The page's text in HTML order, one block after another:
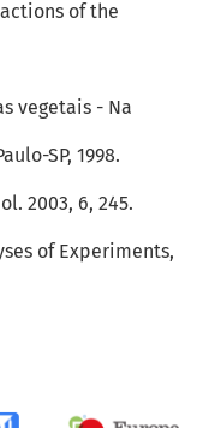
of the
vegetais - Na
SP, 1998.
2003, 6, 245.
of Experiments,